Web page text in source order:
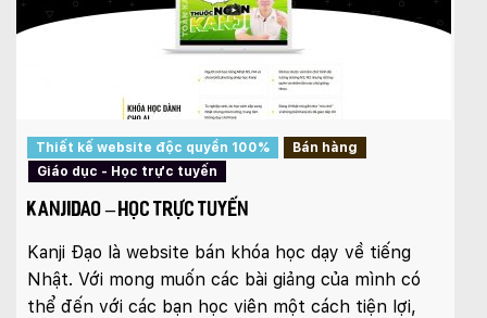
Thiết kế website độc quyền 100%
Bán hàng
Giáo dục - Học trực tuyến
KANJIDAO – HỌC TRỰC TUYẾN
Kanji Đạo là website bán khóa học dạy về tiếng
Nhật. Với mong muốn các bài giảng của mình có
thể đến với các bạn học viên một cách tiện lợi,